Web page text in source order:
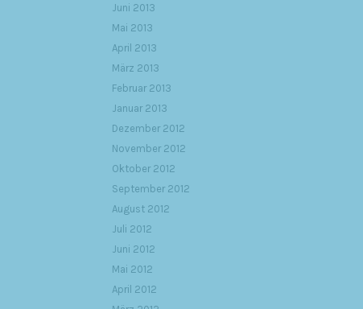
Juni 2013
Mai 2013
April 2013
März 2013
Februar 2013
Januar 2013
Dezember 2012
November 2012
Oktober 2012
September 2012
August 2012
Juli 2012
Juni 2012
Mai 2012
April 2012